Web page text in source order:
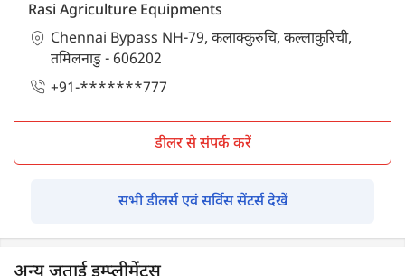
Rasi Agriculture Equipments
Chennai Bypass NH-79, कलाक्कुरुचि, कल्लाकुरिची,
तमिलनाडु - 606202
+91-*******777
डीलर से संपर्क करें
सभी डीलर्स एवं सर्विस सेंटर्स देखें